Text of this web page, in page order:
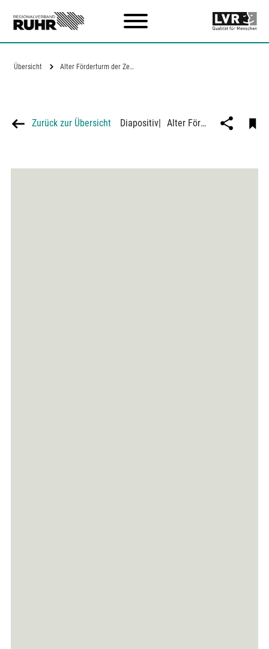
Übersicht Alter Förderturm der Zeche Pörtingsiepen
Zurück zur Übersicht Diapositiv| Alter Förderturm der Zeche Pörtingsiepen